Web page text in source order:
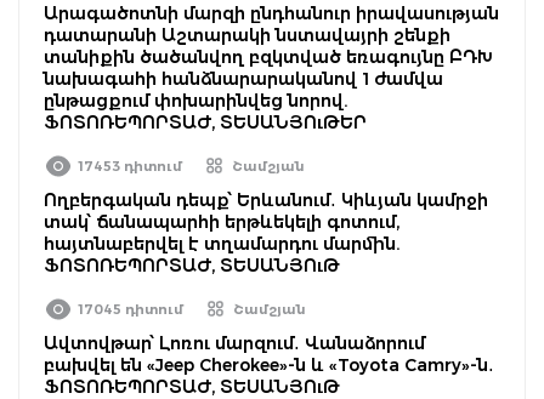
Արագածոտնի մարզի ընդհանուր իրավասության
դատարանի Աշտարակի նստավայրի շենքի
տանիքին ծածանվող բզկտված եռագույնը ԲԴԽ
նախագահի հանձնարարականով 1 ժամվա
ընթացքում փոխարինվեց նորով.
ՖՈՏՈՌԵՊՈՐՏԱԺ, ՏԵՍԱՆՅՈւԹԵՐ
17453 դիտում Շամշյան
Ողբերգական դեպք՝ Երևանում․ Կիևյան կամրջի
տակ՝ ճանապարհի երթևեկելի գոտում,
հայտնաբերվել է տղամարդու մարմին.
ՖՈՏՈՌԵՊՈՐՏԱԺ, ՏԵՍԱՆՅՈւԹ
17045 դիտում Շամշյան
Ավտովթար՝ Լոռու մարզում․ Վանաձորում
բախվել են «Jeep Cherokee»-ն և «Toyota Camry»-ն․
ՖՈՏՈՌԵՊՈՐՏԱԺ, ՏԵՍԱՆՅՈւԹ